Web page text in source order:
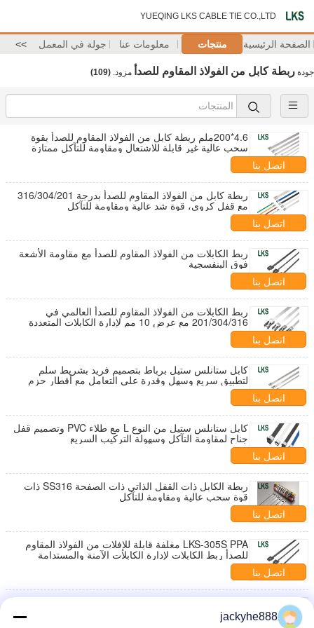
YUEQING LKS CABLE TIE CO.,LTD
الصفحة الرئيسية منتجات معلومات عنا جولة في المعمل >>
جودة ربطة كابل من الفولاذ المقاوم للصدأ مزود. (109)
4.6*200ملم ربطة كابل من الفولاذ المقاوم للصدأ بقوة
سحب عالية غير قابلة للاشتعال ومقاومة للتآكل ممتازة
للاستخدام الصناعي
اتصل بنا
ربطة كابل من الفولاذ المقاوم للصدأ بدرجة 316/304/201
مع قفل كروي، قوة شد عالية ومقاومة للتآكل
اتصل بنا
ربط الكابلات من الفولاذ المقاوم للصدأ مع مقاومة الأشعة
فوق البنفسجية
اتصل بنا
ربط الكابلات من الفولاذ المقاوم للصدأ العالمي في
201/304/316 مع عرض 10 مم لإدارة الكابلات المتعددة
الاستخدامات وتجميعها
اتصل بنا
كابل ستانلس ستيل برباط بتصميم فريد بشريط سلم
لتطبيق سريع وسهل وقدرة على التعامل مع أقطار حزم
كبيرة
اتصل بنا
كابل ستانلس ستيل من النوع L مع طلاء PVC وتصميم قفل
جناح لمقاومة التآكل وسهولة التركيب السريع
اتصل بنا
ربطة الكابل ذات القفل الذاتي ذات الصفحة SS316 ذات
قوة سحب عالية ومقاومة للتآكل
اتصل بنا
LKS-305S PPA مغلفة قابلة للإفلات من الفولاذ المقاوم
للصدأ ربط الكابلات لإدارة الكابلات الآمنة والمستدامة
اتصل بنا
مع مقاومة للتآكل، وقوة شد عالية، ونطاق درجة حرارة
واسع للتثبيت الآمنjackyhe888